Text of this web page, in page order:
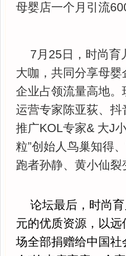
母婴店一个月引流
7月25日，时尚育
大咖，共同分享母
企业占领流量高地
运营专家陈亚荻、
推广KOL专家& 大J
粒”创始人鸟巢知得
跑者孙静、黄小仙
论坛最后，时尚
元的优质资源，以
场全部捐赠给中国